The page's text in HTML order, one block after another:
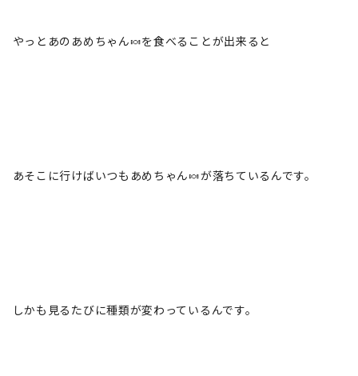
やっとあのあめちゃん🍬を食べることが出来ると
あそこに行けばいつもあめちゃん🍬が落ちているんです。
しかも見るたびに種類が変わっているんです。